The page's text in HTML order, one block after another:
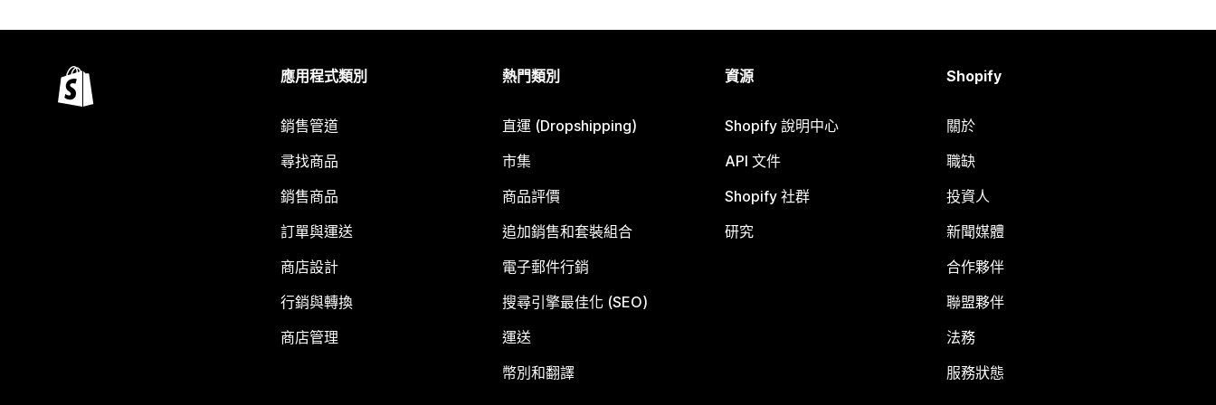
應用程式類別
銷售管道
尋找商品
銷售商品
訂單與運送
商店設計
行銷與轉換
商店管理
熱門類別
直運 (Dropshipping)
市集
商品評價
追加銷售和套裝組合
電子郵件行銷
搜尋引擎最佳化 (SEO)
運送
幣別和翻譯
資源
Shopify 說明中心
API 文件
Shopify 社群
研究
Shopify
關於
職缺
投資人
新聞媒體
合作夥伴
聯盟夥伴
法務
服務狀態